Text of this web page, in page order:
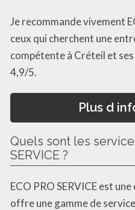
Je recommande vivement
ceux qui cherchent une
compétente à Créteil et
4,9/5.
Plus d
Quels sont les
SERVICE ?
ECO PRO SERVICE est
offre une gamme de